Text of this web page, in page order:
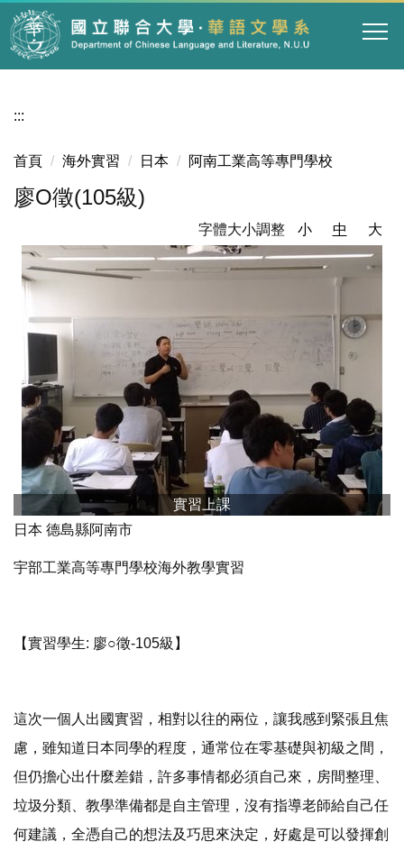
跳
到
主
容
:::
首頁 海外實習 日本 阿南工業高等專門學校
廖O徵(105級)
字體大小調整 小 中 大
實習上課
日本 德島縣阿南市
宇部工業高等專門學校海外教學實習
【實習學生: 廖○徵-105級】
這次一個人出國實習，相對以往的兩位，讓我感到緊張且焦
慮，雖知道日本同學的程度，通常位在零基礎與初級之間，
但仍擔心出什麼差錯，許多事情都必須自己來，房間整理、
垃圾分類、教學準備都是自主管理，沒有指導老師給自己任
何建議，全憑自己的想法及巧思來決定，好處是可以發揮創